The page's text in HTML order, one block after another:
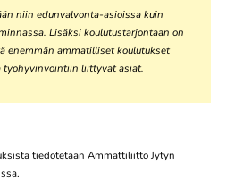
niin edunvalvonta-asioissa kuin
Lisäksi koulutustarjontaan on
enemmän ammatilliset koulutukset
työhyvinvointiin liittyvät asiat.
tiedotetaan Ammattiliitto Jytyn